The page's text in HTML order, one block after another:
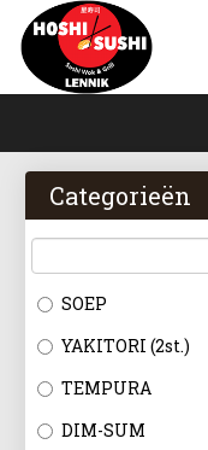
BESTELLEN
MENU
RESERVATIES
CONTACT
Categorieën
SOEP
YAKITORI (2st.)
TEMPURA
DIM-SUM